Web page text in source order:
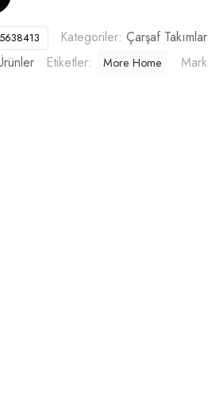
Kategoriler: Çarşaf
Etiketler: More Home